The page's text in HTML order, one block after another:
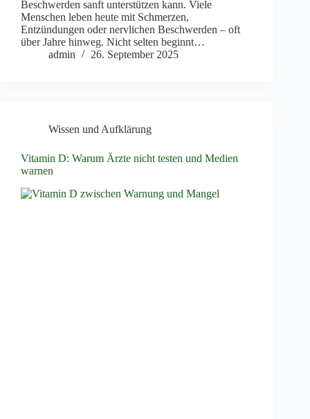
Beschwerden sanft unterstützen kann. Viele
Menschen leben heute mit Schmerzen,
Entzündungen oder nervlichen Beschwerden – oft
über Jahre hinweg. Nicht selten beginnt…
admin
26. September 2025
Wissen und Aufklärung
Vitamin D: Warum Ärzte nicht testen und Medien
warnen